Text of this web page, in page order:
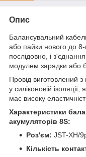
Опис
Балансувальний
або пайки нового до 8-
послідовно, і
модулем зарядки або
Провід виготовлений
у силіконовій
має високу
Характеристики
акумуляторів 8S:
Роз'єм: JST-XH/
Кількість